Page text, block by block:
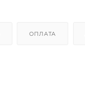
ОПЛАТА